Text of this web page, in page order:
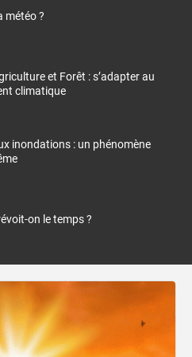
météo ?
et Forêt : s’adapter au
climatique
inondations : un phénomène
on le temps ?